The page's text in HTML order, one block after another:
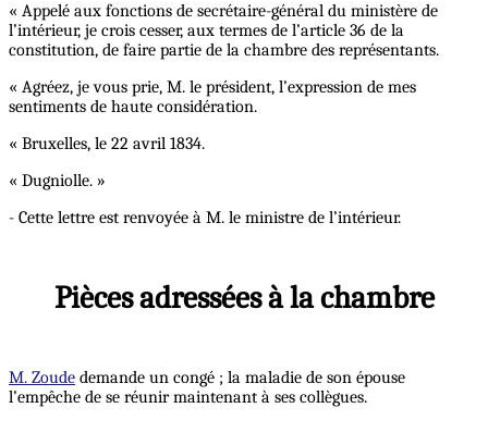
« Appelé aux fonctions de secrétaire-général du ministère de
l’intérieur, je crois cesser, aux termes de l’article 36 de la
constitution, de faire partie de la chambre des représentants.
« Agréez, je vous prie, M. le président, l’expression de mes
sentiments de haute considération.
« Bruxelles, le 22 avril 1834.
« Dugniolle. »
- Cette lettre est renvoyée à M. le ministre de l’intérieur.
Pièces adressées à la chambre
M. Zoude demande un congé ; la maladie de son épouse
l’empêche de se réunir maintenant à ses collègues.